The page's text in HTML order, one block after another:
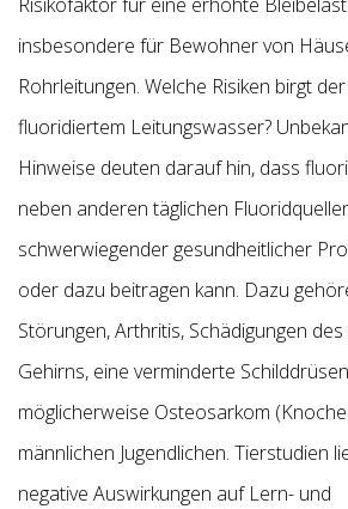
insbesondere für Bewohner von
Rohrleitungen. Welche Risiken birgt
fluoridiertem Leitungswasser?
Hinweise deuten darauf hin, dass
neben anderen täglichen
schwerwiegender gesundheitlicher
oder dazu beitragen kann. Dazu
Störungen, Arthritis, Schädigungen
Gehirns, eine verminderte
möglicherweise Osteosarkom
männlichen Jugendlichen. Tierstudien
negative Auswirkungen auf Lern- und